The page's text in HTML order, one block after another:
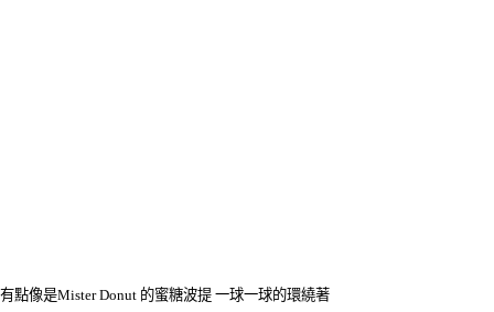
有點像是Mister Donut 的蜜糖波提 一球一球的環繞著